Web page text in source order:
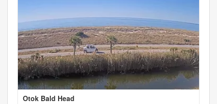
Otok Bald Head